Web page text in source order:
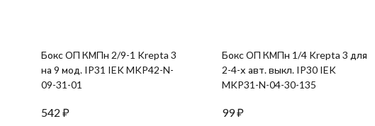
Бокс ОП КМПн 2/9-1 Krepta 3
на 9 мод. IP31 IEK MKP42-N-
09-31-01
542 ₽
Бокс ОП КМПн 1/4 Krepta 3 для
2-4-х авт. выкл. IP30 IEK
MKP31-N-04-30-135
99₽